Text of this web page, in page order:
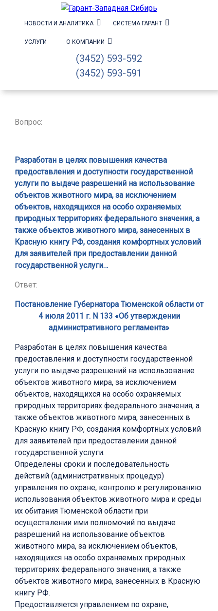
НОВОСТИ И АНАЛИТИКА СИСТЕМА ГАРАНТ
УСЛУГИ О КОМПАНИИ
(3452) 593-592
(3452) 593-591
Вопрос:
Разработан в целях повышения качества
предоставления и доступности государственной
услуги по выдаче разрешений на использование
объектов животного мира, за исключением
объектов, находящихся на особо охраняемых
природных территориях федерального значения, а
также объектов животного мира, занесенных в
Красную книгу РФ, создания комфортных условий
для заявителей при предоставлении данной
государственной услуги…
Ответ:
Постановление Губернатора Тюменской области от
4 июля 2011 г. N 133 «Об утверждении
административного регламента»
Разработан в целях повышения качества
предоставления и доступности государственной
услуги по выдаче разрешений на использование
объектов животного мира, за исключением
объектов, находящихся на особо охраняемых
природных территориях федерального значения, а
также объектов животного мира, занесенных в
Красную книгу РФ, создания комфортных условий
для заявителей при предоставлении данной
государственной услуги.
Определены сроки и последовательность
действий (административных процедур)
управления по охране, контролю и регулированию
использования объектов животного мира и среды
их обитания Тюменской области при
осуществлении ими полномочий по выдаче
разрешений на использование объектов
животного мира, за исключением объектов,
находящихся на особо охраняемых природных
территориях федерального значения, а также
объектов животного мира, занесенных в Красную
книгу РФ.
Предоставляется управлением по охране,